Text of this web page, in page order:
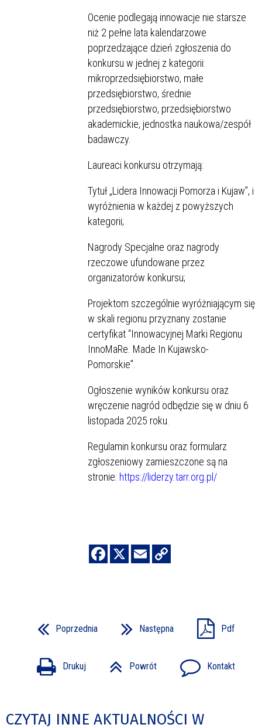
Ocenie podlegają innowacje nie starsze
niż 2 pełne lata kalendarzowe
poprzedzające dzień zgłoszenia do
konkursu w jednej z kategorii:
mikroprzedsiębiorstwo, małe
przedsiębiorstwo, średnie
przedsiębiorstwo, przedsiębiorstwo
akademickie, jednostka naukowa/zespół
badawczy.
Laureaci konkursu otrzymają:
Tytuł „Lidera Innowacji Pomorza i Kujaw”, i
wyróżnienia w każdej z powyższych
kategorii;
Nagrody Specjalne oraz nagrody
rzeczowe ufundowane przez
organizatorów konkursu;
Projektom szczególnie wyróżniającym się
w skali regionu przyznany zostanie
certyfikat “Innowacyjnej Marki Regionu
InnoMaRe. Made In Kujawsko-
Pomorskie”.
Ogłoszenie wyników konkursu oraz
wręczenie nagród odbędzie się w dniu 6
listopada 2025 roku.
Regulamin konkursu oraz formularz
zgłoszeniowy zamieszczone są na
stronie: https://liderzy.tarr.org.pl/
Poprzednia Następna Pdf
Drukuj Powrót Kontakt
CZYTAJ INNE AKTUALNOŚCI W